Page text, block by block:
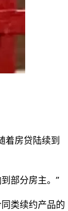
着房贷陆续到
部分房主。”
类续约产品的